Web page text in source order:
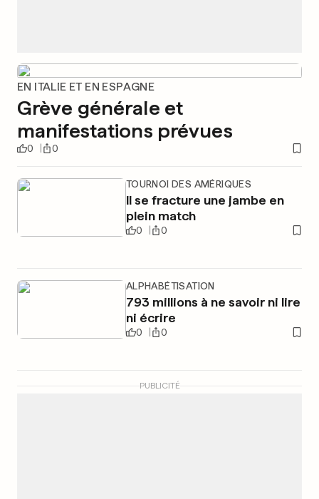
EN ITALIE ET EN ESPAGNE
Grève générale et
manifestations prévues
0 0
TOURNOI DES AMÉRIQUES
Il se fracture une jambe en
plein match
0 0
ALPHABÉTISATION
793 millions à ne savoir ni lire
ni écrire
0 0
PUBLICITÉ